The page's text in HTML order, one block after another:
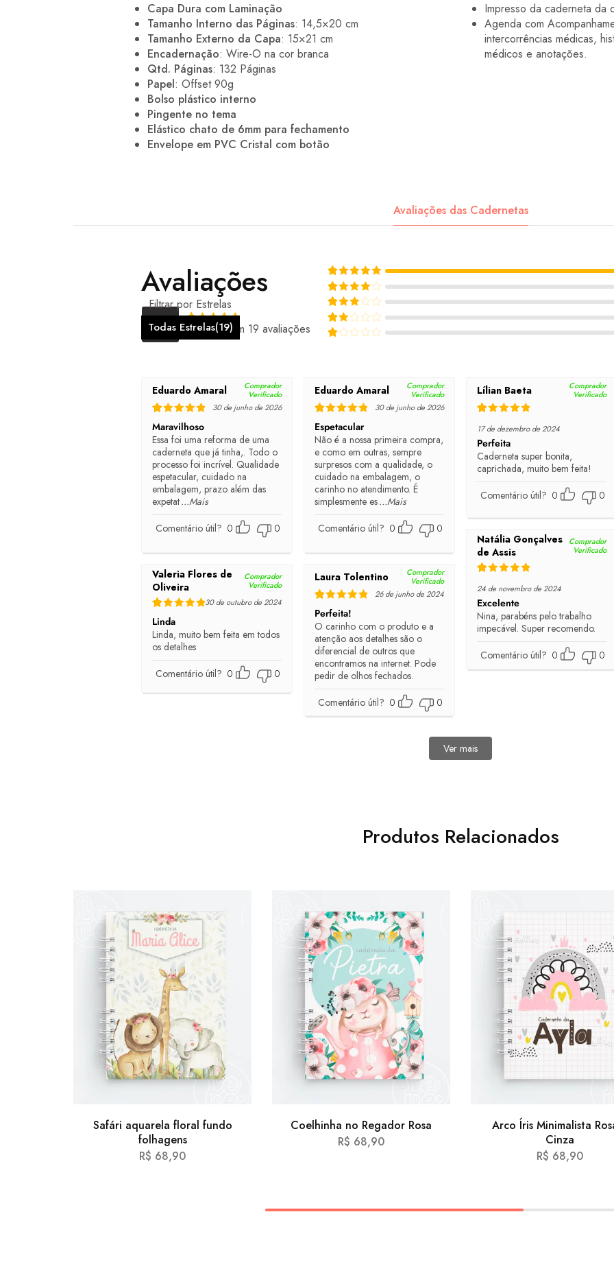
Capa Dura com Laminação
Tamanho Interno das Páginas: 14,5×20 cm
Tamanho Externo da Capa: 15×21 cm
Encadernação: Wire-O na cor branca
Qtd. Páginas: 132 Páginas
Papel: Offset 90g
Bolso plástico interno
Pingente no tema
Elástico chato de 6mm para fechamento
Envelope em PVC Cristal com botão
Impresso da caderneta da
Agenda com
intercorrências médicas,
médicos e anotações.
Avaliações das Cadernetas
Avaliações
5.00 Rated5out of 5
Baseado em 19 avaliações
Rated5out of 5
Rated4out of 5
Rated3out of 5
Rated2out of 5
Filtrar por Estrelas
Todas Estrelas(19)
Eduardo Amaral
Comprador
Verificado
Rated5out of 5
30 de junho de 2026
Maravilhoso
Essa foi uma reforma de uma
caderneta que já tinha,. Todo o
processo foi incrível. Qualidade
espetacular, cuidado na
embalagem, prazo além das
expetat...Mais
Comentário útil? 0 0
Eduardo Amaral
Comprador
Verificado
Rated out of 5
30 de junho de 2026
Espetacular
Não é a nossa primeira compra,
e como em outras, sempre
surpresos com a qualidade, o
cuidado na embalagem, o
carinho no atendimento. É
simplesmente es...Mais
Comentário útil? 0 0
Lílian Baeta
Comprador
Verificado
17 de dezembro de 2024
Perfeita
Caderneta super bonita,
caprichada, muito bem feita!
Comentário útil? 0 0
Natália Gonçalves
de Assis
Comprador
Verificado
24 de novembro de 2024
Excelente
Nina, parabéns pelo trabalho
impecável. Super recomendo.
Comentário útil? 0 0
Valeria Flores de
Oliveira
Comprador
Verificado
Rated
30 de outubro de 2024
Linda
Linda, muito bem feita em todos
os detalhes
Comentário útil? 0 0
Laura Tolentino
Comprador
Verificado
Rated out of 5
26 de junho de 2024
Perfeita!
O carinho com o produto e a
atenção aos detalhes são o
diferencial de outros que
encontramos na internet. Pode
pedir de olhos fechados.
Comentário útil? 0 0
Ver mais
Produtos Relacionados
Safári aquarela floral fundo
folhagens
R$ 68,90
Coelhinha no Regador Rosa
R$ 68,90
Arco Íris Minimalista
Cinza
R$ 68,90